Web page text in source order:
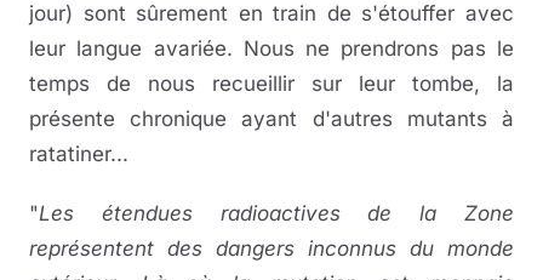
jour) sont sûrement en train de s'étouffer avec
leur langue avariée. Nous ne prendrons pas le
temps de nous recueillir sur leur tombe, la
présente chronique ayant d'autres mutants à
ratatiner...
"Les étendues radioactives de la Zone
représentent des dangers inconnus du monde